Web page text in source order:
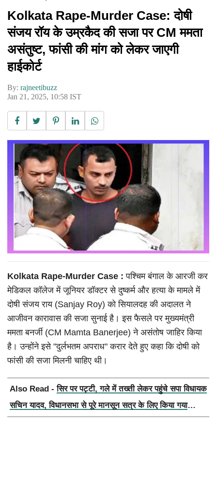
Kolkata Rape-Murder Case: दोषी
संजय रॉय के उम्रकैद की सजा पर CM ममता
असंतुष्ट, फांसी की मांग को लेकर जाएगी
हाईकोर्ट
By: rajneetibuzz
Jan 21, 2025, 10:58 IST
Kolkata Rape-Murder Case :पश्चिम बंगाल के आरजी कर
मेडिकल कॉलेज में जूनियर डॉक्टर से दुष्कर्म और हत्या के मामले में
दोषी संजय राय (Sanjay Roy) को सियालदह की अदालत ने
आजीवन कारावास की सजा सुनाई है। इस फैसले पर मुख्यमंत्री
ममता बनर्जी (CM Mamta Banerjee) ने असंतोष जाहिर किया
है। उन्होंने इसे "दुर्लभतम अपराध" करार देते हुए कहा कि दोषी को
फांसी की सजा मिलनी चाहिए थी।
Also Read -सिर पर पट्टी, गले में तख्ती लेकर पहुंचे सपा विधायक
सचिन यादव, विधानसभा से पूरे मानसून सत्र के लिए किया गया